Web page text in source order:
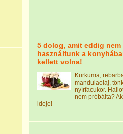
5 dolog, amit eddig nem
használtunk a
kellett volna!
Kurkuma,
mandulaolaj,
nyírfacukor.
nem próbálta?
ideje!